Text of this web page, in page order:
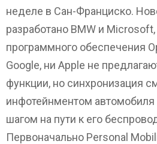
неделе в Сан-Франциско.
разработано BMW и Microsoft,
программного обеспечения
Google, ни Apple не
функции, но синхронизация
инфотейнментом
шагом на пути к его
Первоначально Personal